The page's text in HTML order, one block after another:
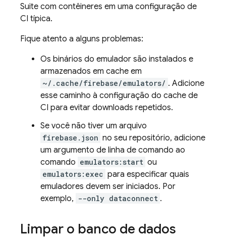
Suite com contêineres em uma configuração de
CI típica.
Fique atento a alguns problemas:
Os binários do emulador são instalados e
armazenados em cache em
~/.cache/firebase/emulators/ . Adicione
esse caminho à configuração do cache de
CI para evitar downloads repetidos.
Se você não tiver um arquivo
firebase.json no seu repositório, adicione
um argumento de linha de comando ao
comando emulators:start ou
emulators:exec para especificar quais
emuladores devem ser iniciados. Por
exemplo, --only dataconnect .
Limpar o banco de dados